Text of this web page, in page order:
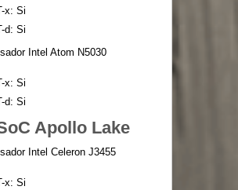
x: Si
d: Si
Intel Atom N5030
x: Si
d: Si
Apollo Lake
Intel Celeron J3455
x: Si